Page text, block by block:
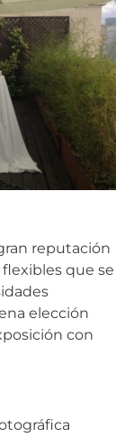
reputación
que se
elección
con